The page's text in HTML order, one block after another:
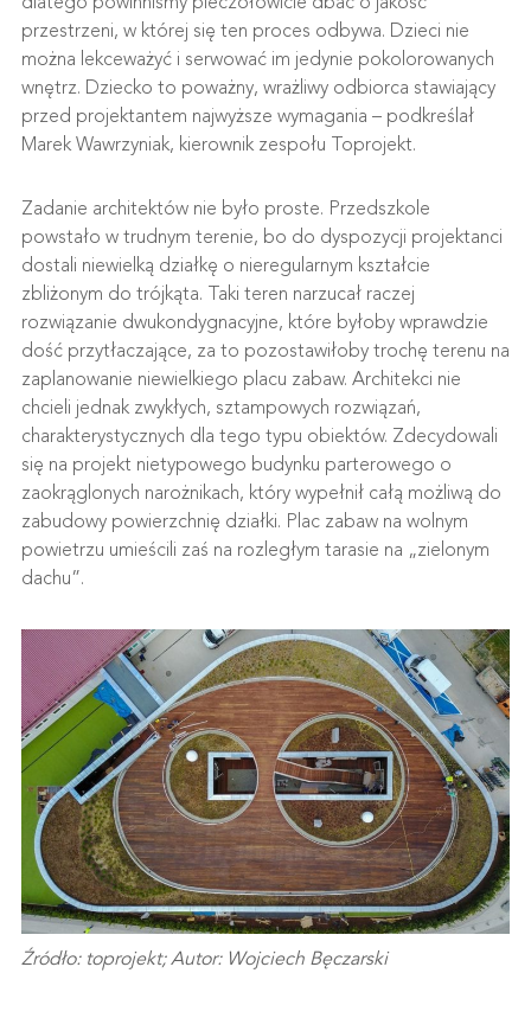
przestrzeni, w której się ten proces odbywa. Dzieci nie
można lekceważyć i serwować im jedynie pokolorowanych
wnętrz. Dziecko to poważny, wrażliwy odbiorca stawiający
przed projektantem najwyższe wymagania – podkreślał
Marek Wawrzyniak, kierownik zespołu Toprojekt.
Zadanie architektów nie było proste. Przedszkole
powstało w trudnym terenie, bo do dyspozycji projektanci
dostali niewielką działkę o nieregularnym kształcie
zbliżonym do trójkąta. Taki teren narzucał raczej
rozwiązanie dwukondygnacyjne, które byłoby wprawdzie
dość przytłaczające, za to pozostawiłoby trochę terenu na
zaplanowanie niewielkiego placu zabaw. Architekci nie
chcieli jednak zwykłych, sztampowych rozwiązań,
charakterystycznych dla tego typu obiektów. Zdecydowali
się na projekt nietypowego budynku parterowego o
zaokrąglonych narożnikach, który wypełnił całą możliwą do
zabudowy powierzchnię działki. Plac zabaw na wolnym
powietrzu umieścili zaś na rozległym tarasie na „zielonym
dachu”.
Źródło: toprojekt; Autor: Wojciech Bęczarski